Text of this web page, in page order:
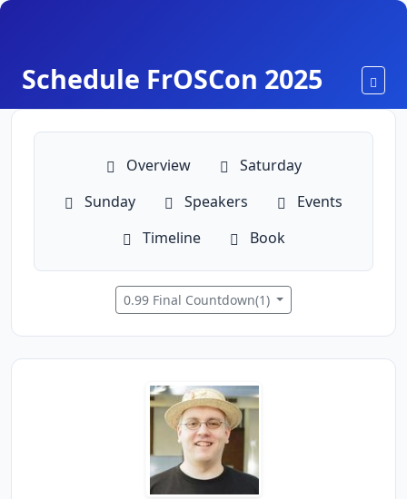
Schedule FrOSCon 2025
Overview
Saturday
Sunday
Speakers
Events
Timeline
Book
0.99 Final Countdown(1)